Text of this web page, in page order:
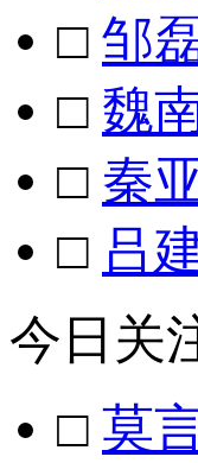
□ 邹
□ 魏
□ 秦
□ 吕
今日关
□ 莫